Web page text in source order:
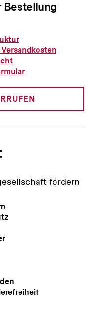
Bestellung
fördern